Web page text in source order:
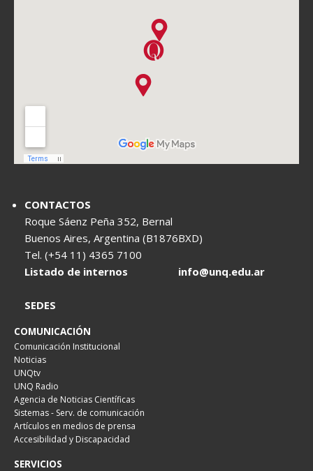
CONTACTOS
Roque Sáenz Peña 352, Bernal
Buenos Aires, Argentina (B1876BXD)
Tel. (+54 11) 4365 7100
Listado de internos
info@unq.edu.ar
SEDES
COMUNICACIÓN
Comunicación Institucional
Noticias
UNQtv
UNQ Radio
Agencia de Noticias Científicas
Sistemas - Serv. de comunicación
Artículos en medios de prensa
Accesibilidad y Discapacidad
SERVICIOS